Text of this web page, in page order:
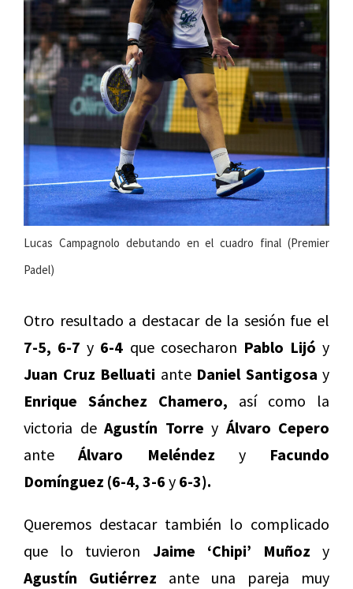
Lucas Campagnolo debutando en el cuadro final (Premier
Padel)
Otro resultado a destacar de la sesión fue el
7-5, 6-7 y 6-4 que cosecharon Pablo Lijó y
Juan Cruz Belluati ante Daniel Santigosa y
Enrique Sánchez Chamero, así como la
victoria de Agustín Torre y Álvaro Cepero
anteÁlvaro Meléndez y Facundo
Domínguez (6-4, 3-6 y 6-3).
Queremos destacar también lo complicado
que lo tuvieron Jaime ‘Chipi’ Muñoz y
Agustín Gutiérrez ante una pareja muy